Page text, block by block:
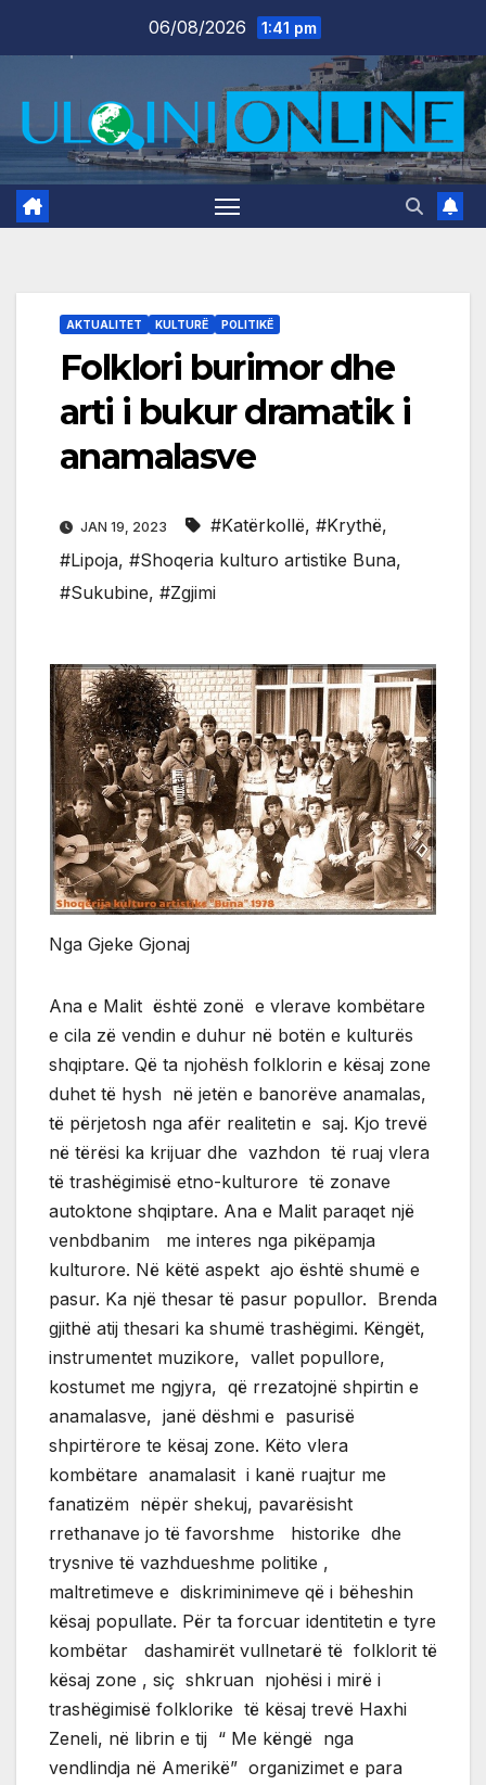
06/08/2026 1:41 pm
AKTUALITET KULTURË POLITIKË
Folklori burimor dhe
arti i bukur dramatik i
anamalasve
JAN 19, 2023 #Katërkollë, #Krythë,
#Lipoja, #Shoqeria kulturo artistike Buna,
#Sukubine, #Zgjimi
Nga Gjeke Gjonaj
Ana e Malit është zonë e vlerave kombëtare
e cila zë vendin e duhur në botën e kulturës
shqiptare. Që ta njohësh folklorin e kësaj zone
duhet të hysh në jetën e banorëve anamalas,
të përjetosh nga afër realitetin e saj. Kjo trevë
në tërësi ka krijuar dhe vazhdon të ruaj vlera
të trashëgimisë etno-kulturore të zonave
autoktone shqiptare. Ana e Malit paraqet një
venbdbanim me interes nga pikëpamja
kulturore. Në këtë aspekt ajo është shumë e
pasur. Ka një thesar të pasur popullor. Brenda
gjithë atij thesari ka shumë trashëgimi. Këngët,
instrumentet muzikore, vallet popullore,
kostumet me ngjyra, që rrezatojnë shpirtin e
anamalasve, janë dëshmi e pasurisë
shpirtërore te kësaj zone. Këto vlera
kombëtare anamalasit i kanë ruajtur me
fanatizëm nëpër shekuj, pavarësisht
rrethanave jo të favorshme historike dhe
trysnive të vazhdueshme politike ,
maltretimeve e diskriminimeve që i bëheshin
kësaj popullate. Për ta forcuar identitetin e tyre
kombëtar dashamirët vullnetarë të folklorit të
kësaj zone , siç shkruan njohësi i mirë i
trashëgimisë folklorike të kësaj trevë Haxhi
Zeneli, në librin e tij “ Me këngë nga
vendlindja në Amerikë” organizimet e para